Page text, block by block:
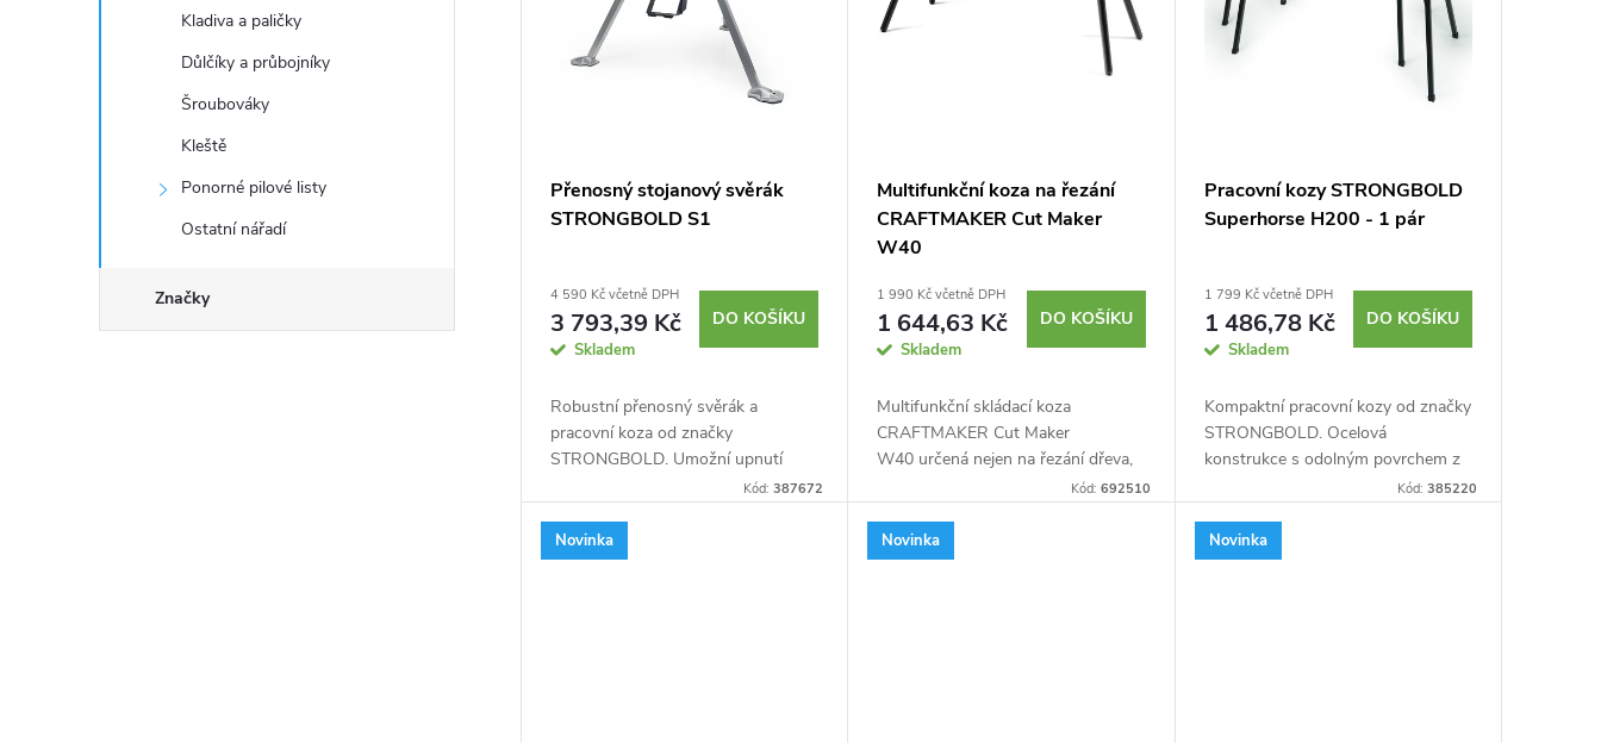
Kladiva a paličky
Důlčíky a průbojníky
Šroubováky
Kleště
Ponorné pilové listy
Ostatní nářadí
Značky
t
ů
Přenosný stojanový svěrák
STRONGBOLD S1
4 590 Kč včetně DPH
3 793,39 Kč
Skladem
DO KOŠÍKU
Robustní přenosný svěrák a
pracovní koza od značky
STRONGBOLD. Umožní upnutí
pracovního materiálu až do šířky 95
Čelisti lze ovládat...
Kód:387672
Multifunkční koza na řezání
CRAFTMAKER Cut Maker
W40
1 990 Kč včetně DPH
1 644,63 Kč
Skladem
DO KOŠÍKU
Multifunkční skládací koza
CRAFTMAKER Cut Maker
W40 určená nejen na řezání dřeva,
ale i pro každodenní řemeslnou
pracovní stůl, podpěru pro...
Kód: 692510
Pracovní kozy STRONGBOLD
Superhorse H200 - 1 pár
1 799 Kč včetně DPH
1 486,78 Kč
Skladem
DO KOŠÍKU
Kompaktní pracovní kozy od značky
STRONGBOLD. Ocelová
konstrukce s odolným povrchem z
práškové barvy. Nosnost až 900 kg
vytvoření pracovního...
Kód: 385220
Novinka Novinka Novinka